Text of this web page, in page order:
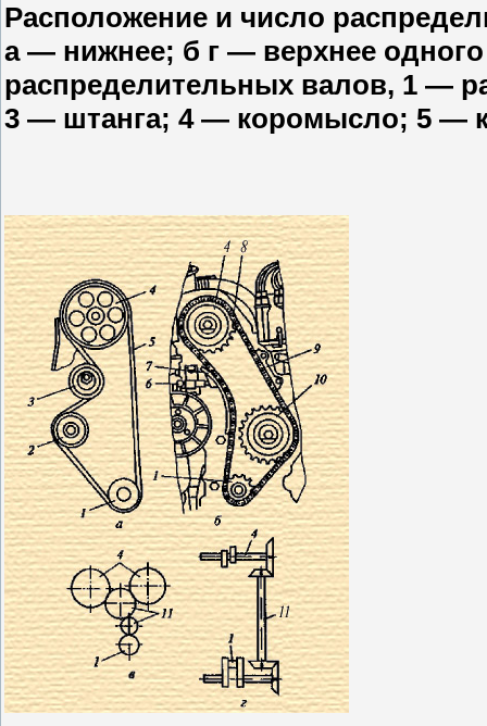
Расположение и число
а — нижнее; б г — верхнее
распределительных валов, 1 —
3 — штанга; 4 — коромысло; 5 —